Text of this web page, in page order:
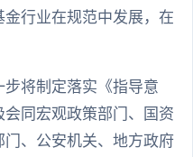
行业在规范中发展，在
将制定落实《指导意
同宏观政策部门、国资
、公安机关、地方政府